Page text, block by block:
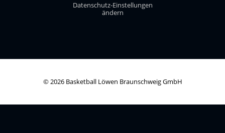
Datenschutz-Einstellungen
ändern
© 2026 Basketball Löwen Braunschweig GmbH